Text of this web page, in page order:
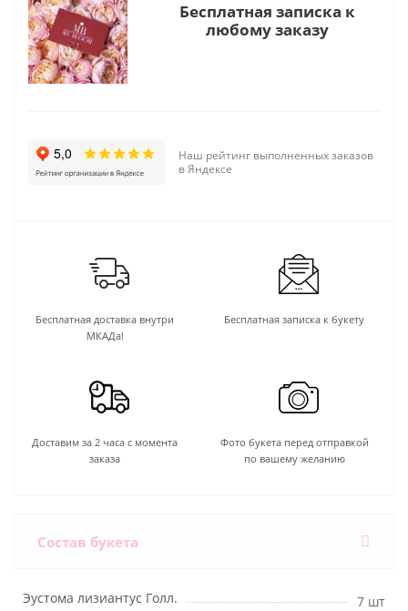
Бесплатная записка к
любому заказу
Наш рейтинг выполненных заказов
в Яндексе
Бесплатная доставка внутри
МКАДа!
Бесплатная записка к букету
Доставим за 2 часа с момента
заказа
Фото букета перед отправкой
по вашему желанию
Состав букета
Эустома лизиантус Голл.
7 шт